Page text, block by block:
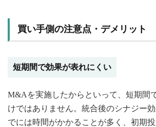
買い手側の注意点・デメリット
短期間で効果が表れにくい
M&Aを実施したからといって、短期間
けではありません。統合後のシナジー
でには時間がかかることが多く、初期